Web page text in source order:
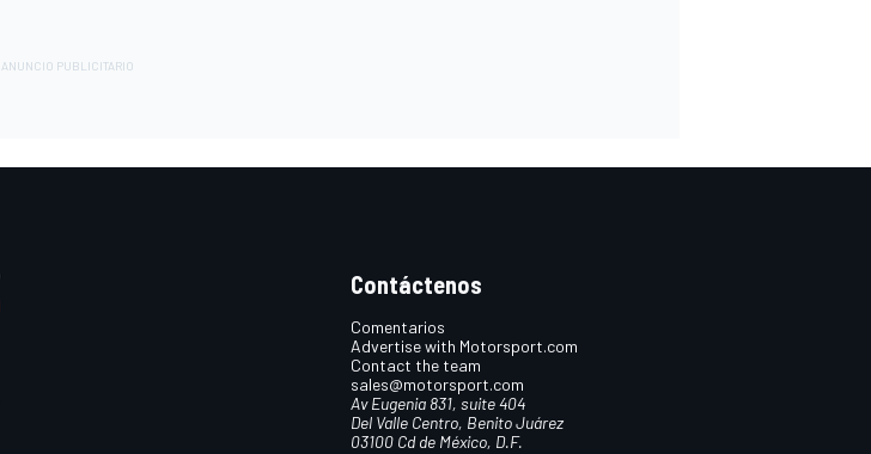
Contáctenos
Comentarios
Advertise with Motorsport.com
Contact the team
sales@motorsport.com
Av Eugenia 831, suite 404
Del Valle Centro, Benito Juárez
03100 Cd de México, D.F.